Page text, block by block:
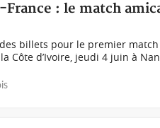
: le match
des billets pour le premier
Côte d’Ivoire, jeudi 4 juin à